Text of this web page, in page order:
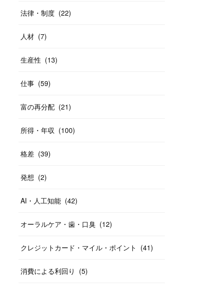
法律・制度 (22)
人材 (7)
生産性 (13)
仕事 (59)
富の再分配 (21)
所得・年収 (100)
格差 (39)
発想 (2)
AI・人工知能 (42)
オーラルケア・歯・口臭 (12)
クレジットカード・マイル・ポイント (41)
消費による利回り (5)